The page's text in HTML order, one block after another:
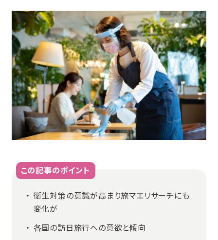
この記事のポイント
衛生対策の意識が高まり旅マエリサーチにも
変化が
各国の訪日旅行への意欲と傾向